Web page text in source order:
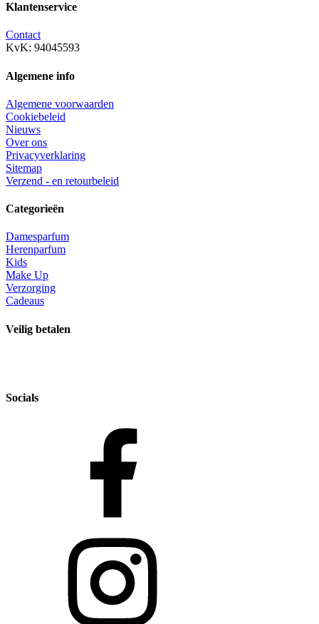
Klantenservice
Contact
KvK: 94045593
Algemene info
Algemene voorwaarden
Cookiebeleid
Nieuws
Over ons
Privacyverklaring
Sitemap
Verzend - en retourbeleid
Categorieën
Damesparfum
Herenparfum
Kids
Make Up
Verzorging
Cadeaus
Veilig betalen
Socials